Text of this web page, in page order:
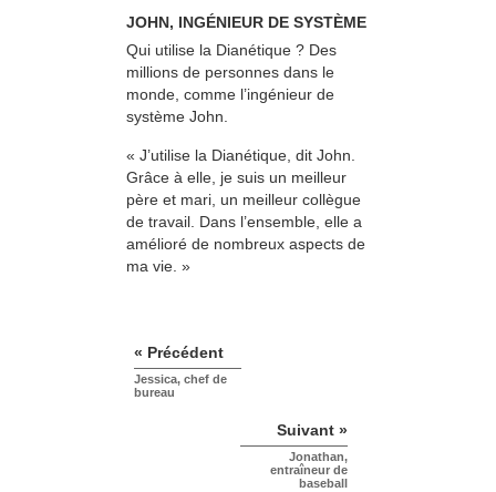
JOHN, INGÉNIEUR DE SYSTÈME
Qui utilise la Dianétique ? Des
millions de personnes dans le
monde, comme l’ingénieur de
système John.
« J’utilise la Dianétique, dit John.
Grâce à elle, je suis un meilleur
père et mari, un meilleur collègue
de travail. Dans l’ensemble, elle a
amélioré de nombreux aspects de
ma vie. »
« Précédent
Jessica, chef de
bureau
Suivant »
Jonathan,
entraîneur de
baseball